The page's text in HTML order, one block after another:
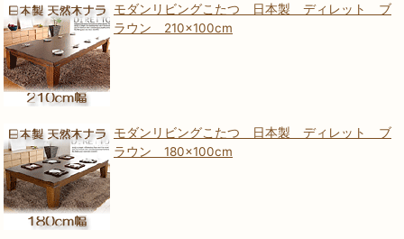
モダンリビングこたつ 日本製 ディレット ブ
ラウン 210×100cm
モダンリビングこたつ 日本製 ディレット ブ
ラウン 180×100cm